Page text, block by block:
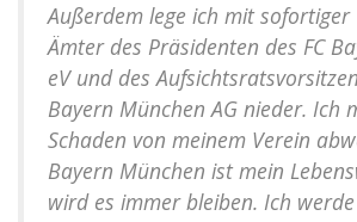
Außerdem lege ich mit sofortiger
Ämter des Präsidenten des FC
eV und des
Bayern München AG nieder. Ich
Schaden von meinem Verein
Bayern München ist mein
wird es immer bleiben. Ich